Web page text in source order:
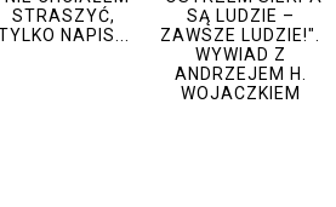
STRASZYĆ,
NAPIS...
SĄ LUDZIE –
ZAWSZE LUDZIE!".
WYWIAD Z
ANDRZEJEM H.
WOJACZKIEM